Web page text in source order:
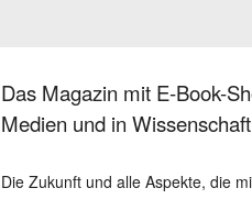
Das Magazin mit E-Book-
Medien und in
Die Zukunft und alle Aspekte, die